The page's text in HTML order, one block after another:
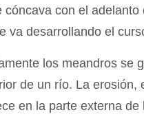
cóncava con el adelanto
va desarrollando el
los meandros se
de un río. La erosión,
en la parte externa de